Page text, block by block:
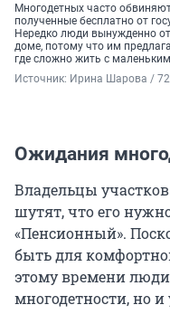
Многодетных часто
полученные бесплатно от
Нередко люди вынужденно
доме, потому что им
где сложно жить с
Источник: Ирина Шарова /
Ожидания
Владельцы
шутят, что его
«Пенсионный».
быть для
этому времени люди
многодетности, но